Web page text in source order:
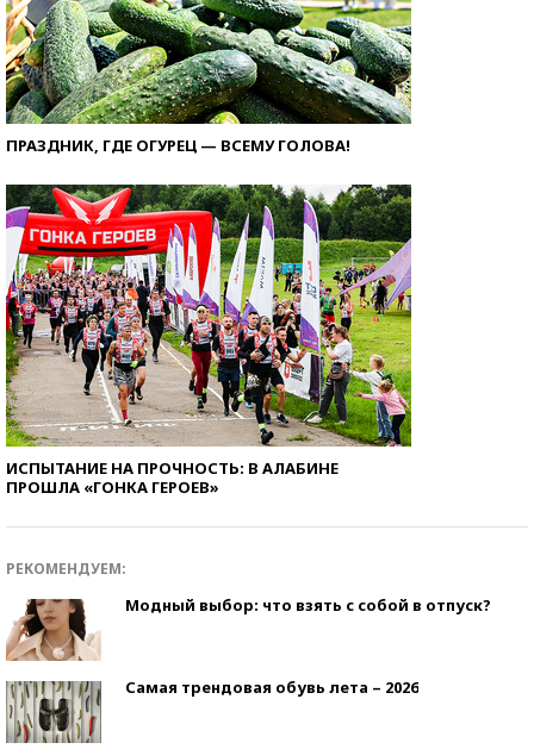
ПРАЗДНИК, ГДЕ ОГУРЕЦ — ВСЕМУ ГОЛОВА!
ИСПЫТАНИЕ НА ПРОЧНОСТЬ: В АЛАБИНЕ
ПРОШЛА «ГОНКА ГЕРОЕВ»
РЕКОМЕНДУЕМ:
Модный выбор: что взять с собой в отпуск?
Самая трендовая обувь лета – 2026